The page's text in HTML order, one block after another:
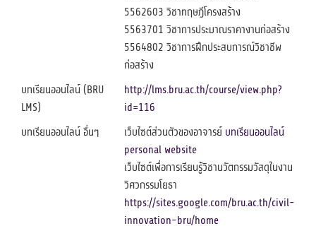
5562603 วิชาทฤษฎีโครงสร้าง
5563701 วิชาการประมาณราคางานก่อสร้าง
5564802 วิชาการฝึกประสบการณ์วิชาชีพ
ก่อสร้าง
บทเรียนออนไลน์ (BRU
LMS)
http://lms.bru.ac.th/course/view.php?
id=116
บทเรียนออนไลน์ อื่นๆ
เว็บไซต์ส่วนตัวของอาจารย์ บทเรียนออนไลน์
personal website
เว็บไซต์เพื่อการเรียนรู้วิชานวัตกรรมวัสดุในงาน
วิศวกรรมโยธา
https://sites.google.com/bru.ac.th/civil-
innovation-bru/home